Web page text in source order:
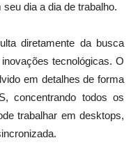
dia a dia de trabalho.
diretamente da busca
tecnológicas. O
em detalhes de forma
concentrando todos os
trabalhar em desktops,